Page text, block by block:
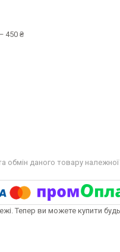
450 ₴
даного товару належної
Тепер ви можете купити